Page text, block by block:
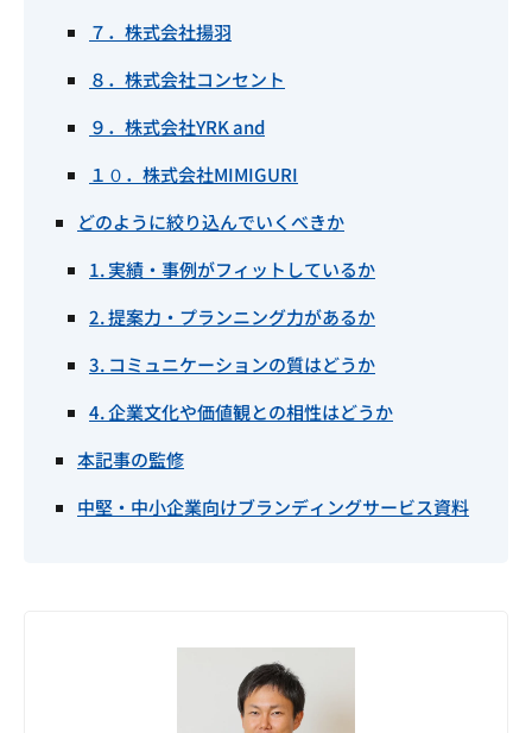
７．株式会社揚羽
８．株式会社コンセント
９．株式会社YRK and
１０．株式会社MIMIGURI
どのように絞り込んでいくべきか
1. 実績・事例がフィットしているか
2. 提案力・プランニング力があるか
3. コミュニケーションの質はどうか
4. 企業文化や価値観との相性はどうか
本記事の監修
中堅・中小企業向けブランディングサービス資料